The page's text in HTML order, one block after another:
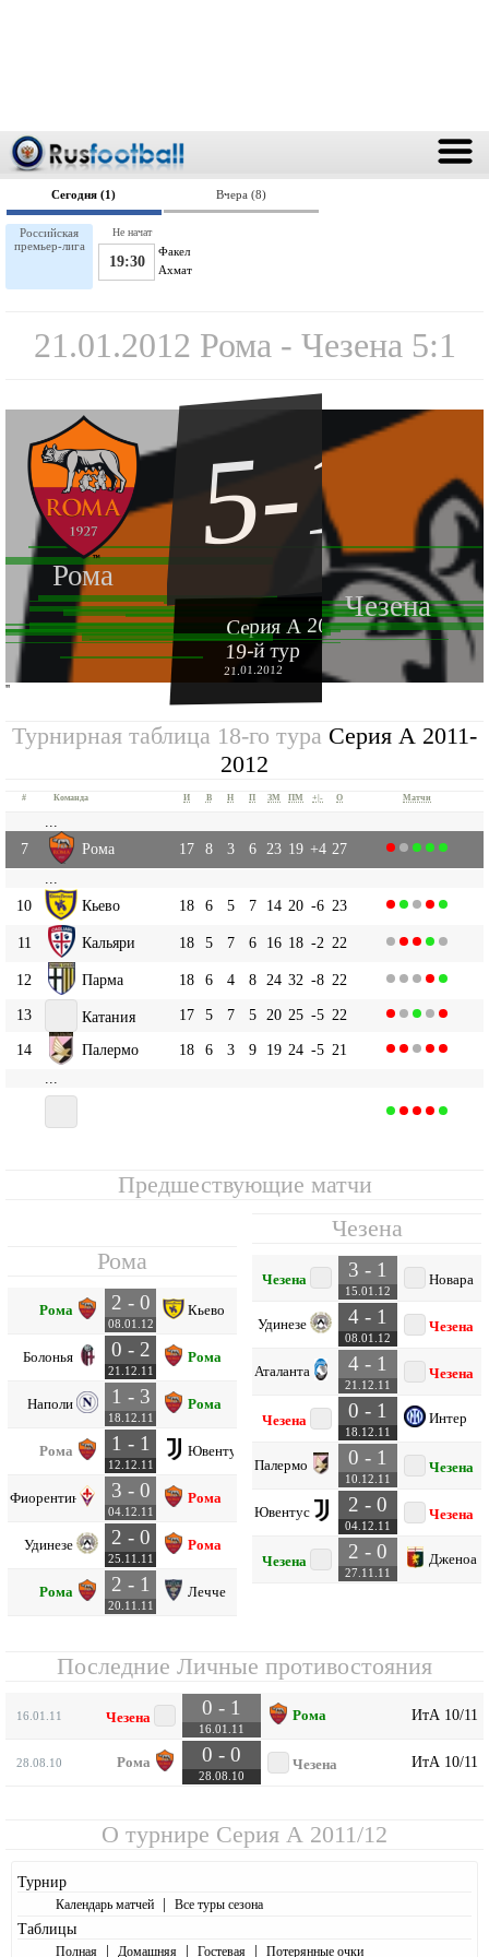
Сегодня (1) Вчера (8)
Российская
премьер-лига
Факел
19:30 Ахмат
Не начат
21.01.2012 Рома - Чезена 5:1
Рома
Чезена
5-1
Серия А 2011-2012
19-й тур
21.01.2012
''
Турнирная таблица 18-го тура Серия А 2011-
2012
# Команда И В Н П ЗМ ПМ +|- О Матчи
7
Рома 17 8 3 6 23 19 +4 27
10
Кьево 18 6 5 7 14 20 -6 23
11 Кальяри 18 5 7 6 16 18 -2 22
12 Парма 18 6 4 8 24 32 -8 22
13
Катания 17 5 7 5 20 25 -5 22
14
Палермо 18 6 3 9 19 24 -5 21
Предшествующие матчи
Рома
Рома 2 - 0
08.01.12
Кьево
Болонья 0 - 2
21.12.11
Рома
Наполи 1 - 3
18.12.11
Рома
Рома 1 - 1
12.12.11
Ювентус
Фиорентина 3 - 0
04.12.11
Рома
Удинезе 2 - 0
25.11.11
Рома
Рома 2 - 1
20.11.11
Лечче
Чезена
Чезена 3 - 1
15.01.12
Новара
Удинезе 4 - 1
08.01.12
Чезена
Аталанта 4 - 1
21.12.11
Чезена
Чезена 0 - 1
18.12.11
Интер
Палермо 0 - 1
10.12.11
Чезена
Ювентус 2 - 0
04.12.11
Чезена
Чезена 2 - 0
27.11.11
Дженоа
Последние Личные противостояния
16.01.11 Чезена 0 - 1
16.01.11
Рома ИтА 10/11
28.08.10 Рома 0 - 0
28.08.10
Чезена ИтА 10/11
О турнире Серия А 2011/12
Турнир
Календарь матчей | Все туры сезона
Таблицы
Полная | Домашняя | Гостевая | Потерянные очки